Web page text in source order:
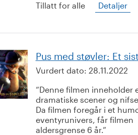
Tillatt for alle
Detaljer
Pus med støvler: Et
Vurdert dato: 28.11.2022
Denne filmen inneholder
dramatiske scener og
Da filmen foregår i et
eventyrunivers, får filmen
aldersgrense 6 år.